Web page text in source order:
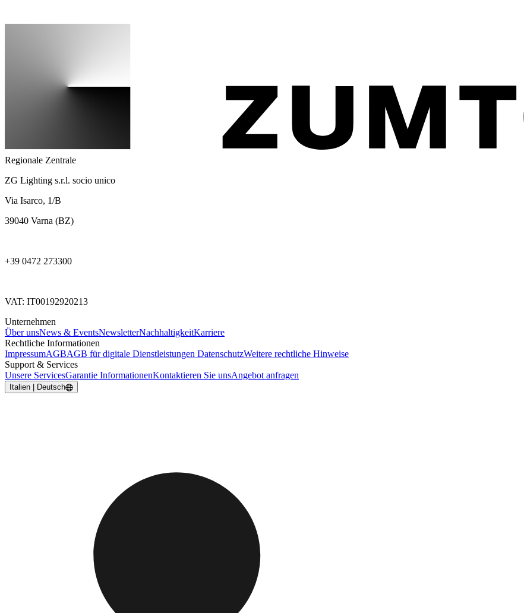
Regionale Zentrale
ZG Lighting s.r.l. socio unico
Via Isarco, 1/B
39040 Varna (BZ)
+39 0472 273300
VAT: IT00192920213
Unternehmen
Über unsNews & EventsNewsletterNachhaltigkeitKarriere
Rechtliche Informationen
ImpressumAGBAGB für digitale Dienstleistungen DatenschutzWeitere rechtliche Hinweise
Support & Services
Unsere ServicesGarantie InformationenKontaktieren Sie unsAngebot anfragen
Italien | Deutsch